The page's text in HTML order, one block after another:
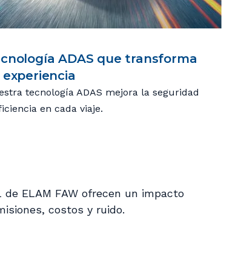
ADAS que transforma
tecnología ADAS mejora la seguridad
en cada viaje.
ELAM FAW ofrecen un impacto
costos y ruido.